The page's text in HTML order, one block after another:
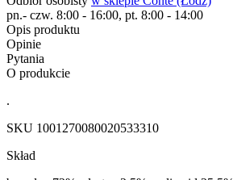
pn.- czw. 8:00 - 16:00, pt. 8:00 - 14:00
Opis produktu
Opinie
Pytania
O produkcie
.
SKU 1001270080020533310
Skład